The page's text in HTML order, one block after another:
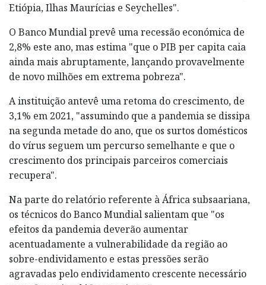
Etiópia, Ilhas Maurícias e Seychelles".
O Banco Mundial prevê uma recessão económica de
2,8% este ano, mas estima "que o PIB per capita caia
ainda mais abruptamente, lançando provavelmente
de novo milhões em extrema pobreza".
A instituição antevê uma retoma do crescimento, de
3,1% em 2021, "assumindo que a pandemia se dissipa
na segunda metade do ano, que os surtos domésticos
do vírus seguem um percurso semelhante e que o
crescimento dos principais parceiros comerciais
recupera".
Na parte do relatório referente à África subsaariana,
os técnicos do Banco Mundial salientam que "os
efeitos da pandemia deverão aumentar
acentuadamente a vulnerabilidade da região ao
sobre-endividamento e estas pressões serão
agravadas pelo endividamento crescente necessário